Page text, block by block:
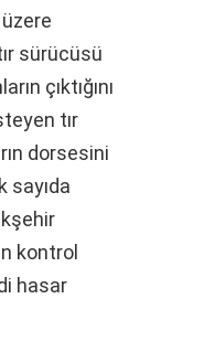
sürücüsü
çıktığını
tır
dorsesini
sayıda
kontrol
hasar